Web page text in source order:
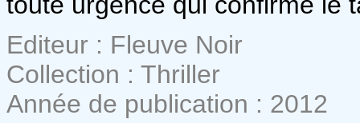
Editeur : Fleuve Noir
Collection : Thriller
Année de publication : 2012